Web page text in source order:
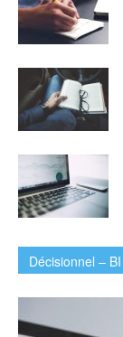
Décisionnel – BI